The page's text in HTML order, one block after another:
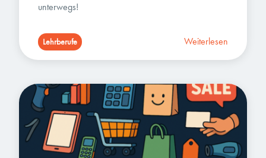
unterwegs!
Lehrberufe Weiterlesen